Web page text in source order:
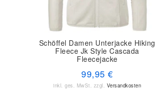
Schöffel Damen Unterjacke Hiking
Fleece Jk Style Cascada
Fleecejacke
99,95 €
inkl. ges. MwSt. zzgl. Versandkosten